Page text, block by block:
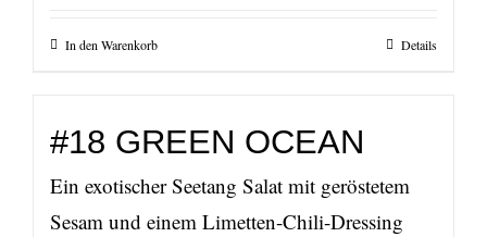
In den Warenkorb Details
#18 GREEN OCEAN
Ein exotischer Seetang Salat mit geröstetem
Sesam und einem Limetten-Chili-Dressing